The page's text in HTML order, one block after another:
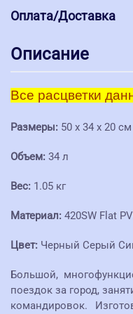
Оплата/Доставка
Описание
Все расцветки
Размеры: 50 x 34 x 20 см
Объем: 34 л
Вес: 1.05 кг
Материал: 420SW Flat
Цвет: Черный Серый
Большой,
поездок за город,
командировок.